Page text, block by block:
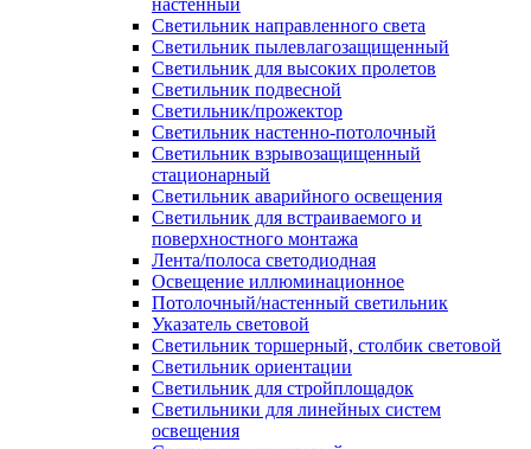
настенный
Светильник направленного света
Светильник пылевлагозащищенный
Светильник для высоких пролетов
Светильник подвесной
Светильник/прожектор
Светильник настенно-потолочный
Светильник взрывозащищенный
стационарный
Светильник аварийного освещения
Светильник для встраиваемого и
поверхностного монтажа
Лента/полоса светодиодная
Освещение иллюминационное
Потолочный/настенный светильник
Указатель световой
Светильник торшерный, столбик световой
Светильник ориентации
Светильник для стройплощадок
Светильники для линейных систем
освещения